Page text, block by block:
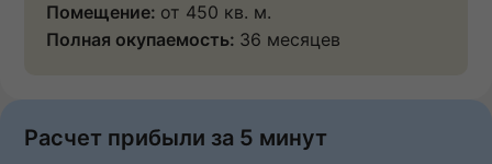
Помещение: от 450 кв. м.
Полная окупаемость: 36 месяцев
Расчет прибыли за 5 минут